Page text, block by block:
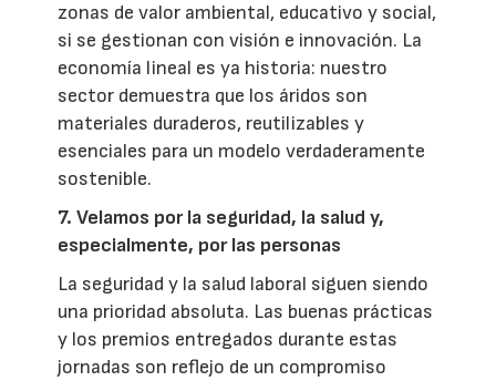
zonas de valor ambiental, educativo y social,
si se gestionan con visión e innovación. La
economía lineal es ya historia: nuestro
sector demuestra que los áridos son
materiales duraderos, reutilizables y
esenciales para un modelo verdaderamente
sostenible.
7. Velamos por la seguridad, la salud y,
especialmente, por las personas
La seguridad y la salud laboral siguen siendo
una prioridad absoluta. Las buenas prácticas
y los premios entregados durante estas
jornadas son reflejo de un compromiso